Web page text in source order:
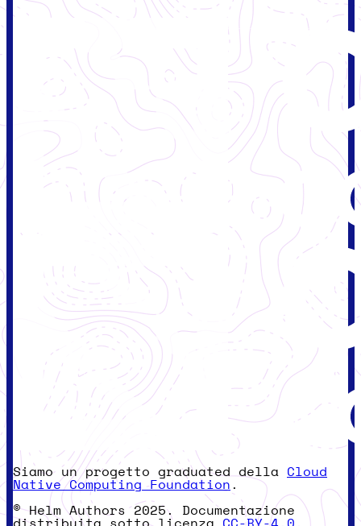
Siamo un progetto graduated della Cloud
Native Computing Foundation .
© Helm Authors 2025. Documentazione